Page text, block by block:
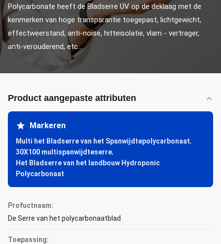
Polycarbonate heeft de Bladserre UV op de deklaag met de
kenmerken van hoge transparantie toegepast, lichtgewicht,
effectweerstand, anti-noise, hitteisolatie, vlam - vertrager,
anti-verouderend, etc...
Product aangepaste attributen
Markeren
Multi het Bladserre van het Spanwijdtepolycarbonaat,
30X100 multispanwijdteserre,
Het Bladserre van het landbouw Hydroponic
Polycarbonaat
Profuctnaam:
De Serre van het polycarbonaatblad
Toepassing: